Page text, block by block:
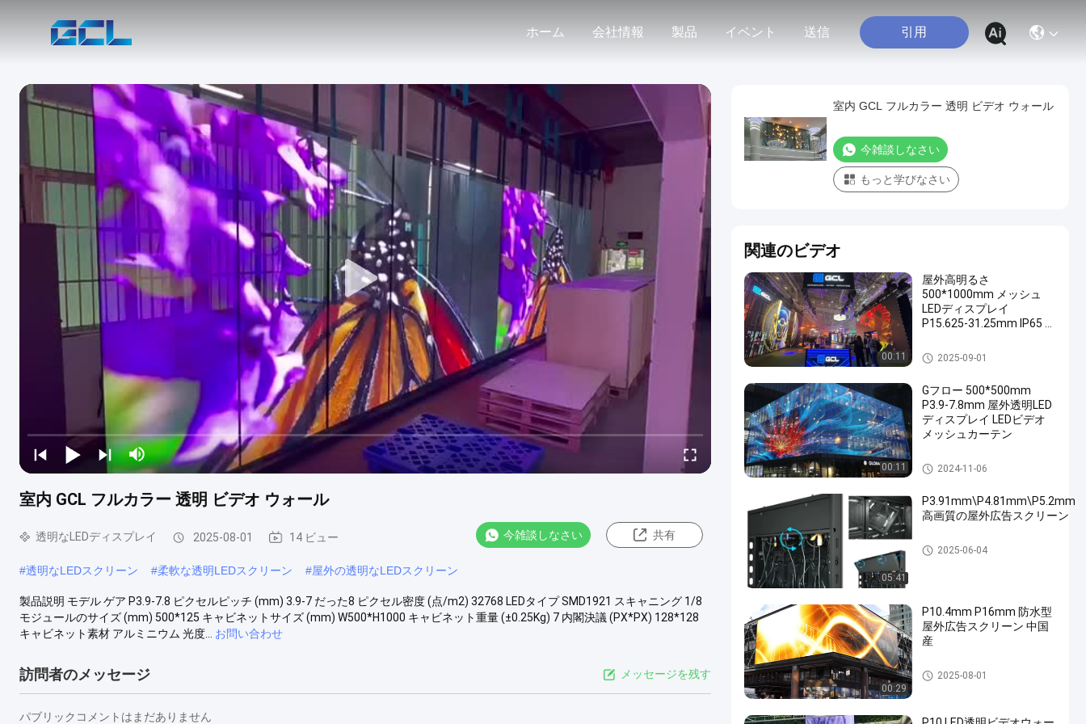
ホーム 会社情報 製品 イベント 送信 引用
室内 GCL フルカラー 透明 ビデオ ウォール
透明なLEDディスプレイ 2025-08-01 14 ビュー 今雑談しなさい 共有
#透明なLEDスクリーン #柔軟な透明LEDスクリーン #屋外の透明なLEDスクリーン
製品説明 モデル ゲア P3.9-7.8 ピクセルピッチ (mm) 3.9-7 だった8 ピクセル密度 (点/m2) 32768 LEDタイプ SMD1921 スキャニング 1/8
モジュールのサイズ (mm) 500*125 キャビネットサイズ (mm) W500*H1000 キャビネット重量 (±0.25Kg) 7 内閣決議 (PX*PX) 128*128
キャビネット素材 アルミニウム 光度...
お問い合わせ
訪問者のメッセージ メッセージを残す
パブリックコメントはまだありません
室内 GCL フルカラー 透明 ビデオ ウォール
今雑談しなさい
もっと学びなさい
関連のビデオ
00:11
屋外高明るさ
500*1000mm メッシュ
LEDディスプレイ
P15.625-31.25mm IP65 評
透明なLEDディスプレイ
2025-09-01
00:11
Gフロー 500*500mm
P3.9-7.8mm 屋外透明LED
ディスプレイ LEDビデオ
メッシュカーテン
透明なLEDディスプレイ
2024-11-06
05:41
P3.91mm\P4.81mm\P5.2mm
高画質の屋外広告スクリーン
屋外の固定LED表示
2025-06-04
00:29
P10.4mm P16mm 防水型
屋外広告スクリーン 中国
産
屋外広告の導かれた表示
2025-08-01